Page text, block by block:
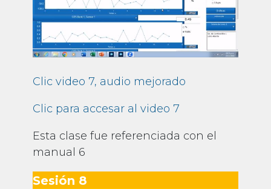
Clic video 7, audio mejorado
Clic para accesar al video 7
Esta clase fue referenciada con el
manual 6
Sesión 8